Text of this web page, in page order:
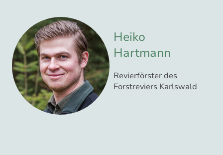
Heiko
Hartmann
Revierförster des
Forstreviers Karlswald